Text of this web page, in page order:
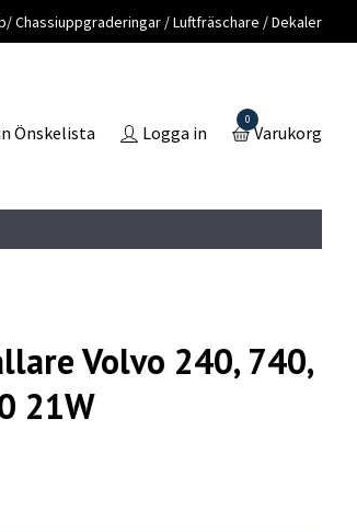
Chassiuppgraderingar / Luftfräschare / Dekaler
Önskelista Logga in
0
Varukorg
Volvo 240, 740,
21W